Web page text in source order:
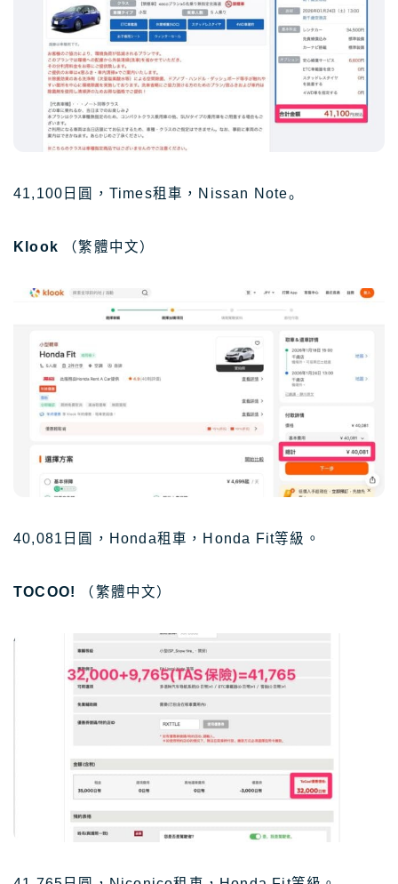
41,100日圓，Times租車，Nissan Note。
Klook （繁體中文）
40,081日圓，Honda租車，Honda Fit等級。
TOCOO! （繁體中文）